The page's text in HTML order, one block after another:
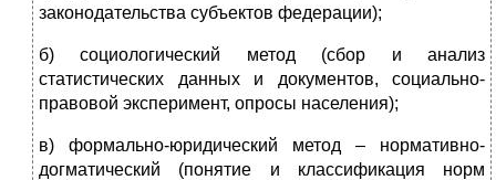
законодательства субъектов федерации);
б) социологический метод (сбор и анализ
статистических данных и документов, социально-
правовой эксперимент, опросы населения);
в) формально-юридический метод – нормативно-
догматический (понятие и классификация норм